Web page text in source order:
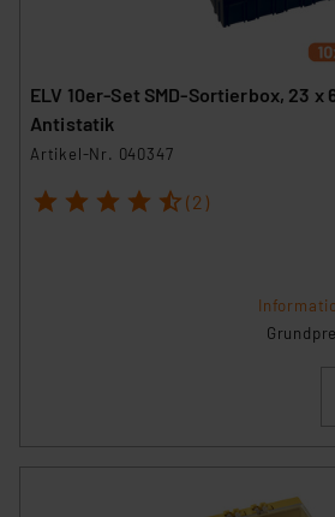
ELV 10er-Set SMD-Sortierbox, 23 x
Antistatik
Artikel-Nr. 040347
1 2 3 4 5 (2)